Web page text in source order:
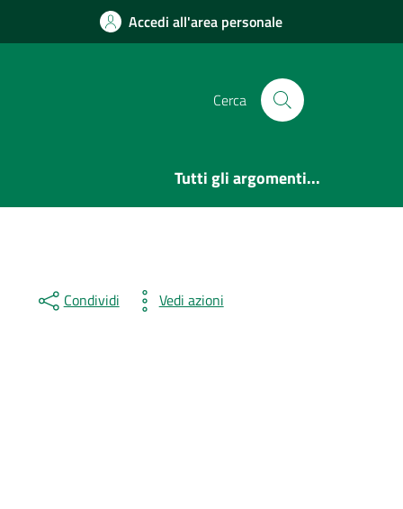
Accedi all'area personale
Cerca
Tutti gli argomenti...
Condividi Vedi azioni